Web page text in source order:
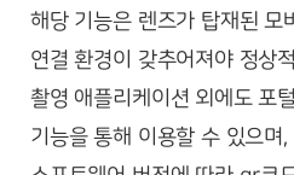
해당 기능은 렌즈가 탑재된 모
연결 환경이 갖추어져야 정상
촬영 애플리케이션 외에도 포
기능을 통해 이용할 수 있으며